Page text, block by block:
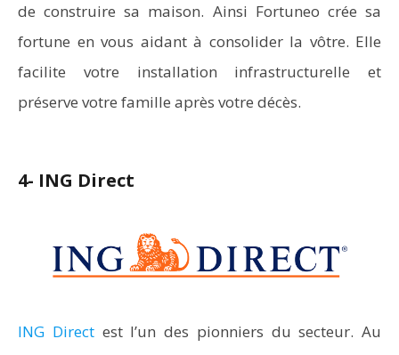
de construire sa maison. Ainsi Fortuneo crée sa
fortune en vous aidant à consolider la vôtre. Elle
facilite votre installation infrastructurelle et
préserve votre famille après votre décès.
4- ING Direct
ING Directest l’un des pionniers du secteur. Au